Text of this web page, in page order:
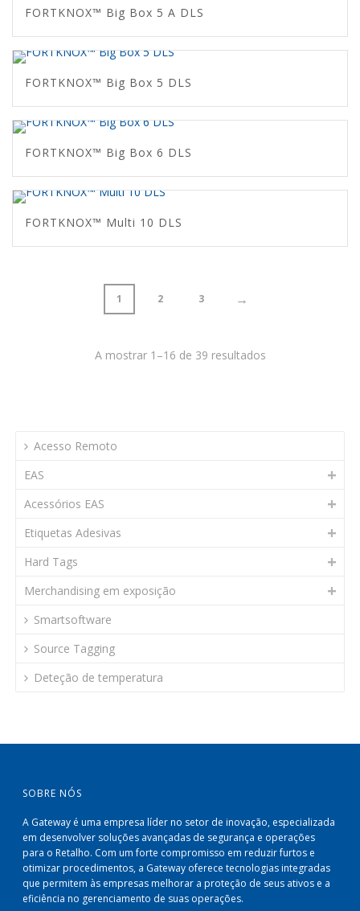
FORTKNOX™ Big Box 5 A DLS
FORTKNOX™ Big Box 5 DLS
FORTKNOX™ Big Box 6 DLS
FORTKNOX™ Multi 10 DLS
1 2 3 →
A mostrar 1–16 de 39 resultados
Acesso Remoto
EAS
Acessórios EAS
Etiquetas Adesivas
Hard Tags
Merchandising em exposição
Smartsoftware
Source Tagging
Deteção de temperatura
SOBRE NÓS
A Gateway é uma empresa líder no setor de inovação, especializada
em desenvolver soluções avançadas de segurança e operações
para o Retalho. Com um forte compromisso em reduzir furtos e
otimizar procedimentos, a Gateway oferece tecnologias integradas
que permitem às empresas melhorar a proteção de seus ativos e a
eficiência no gerenciamento de suas operações.